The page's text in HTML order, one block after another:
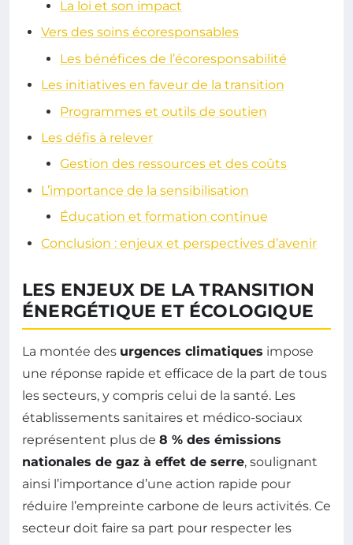
La loi et son impact
Vers des soins écoresponsables
Les bénéfices de l’écoresponsabilité
Les initiatives en faveur de la transition
Programmes et outils de soutien
Les défis à relever
Gestion des ressources et des coûts
L’importance de la sensibilisation
Éducation et formation continue
Conclusion : enjeux et perspectives d’avenir
LES ENJEUX DE LA TRANSITION
ÉNERGÉTIQUE ET ÉCOLOGIQUE
La montée des urgences climatiques impose
une réponse rapide et efficace de la part de tous
les secteurs, y compris celui de la santé. Les
établissements sanitaires et médico-sociaux
représentent plus de 8 % des émissions
nationales de gaz à effet de serre, soulignant
ainsi l’importance d’une action rapide pour
réduire l’empreinte carbone de leurs activités. Ce
secteur doit faire sa part pour respecter les